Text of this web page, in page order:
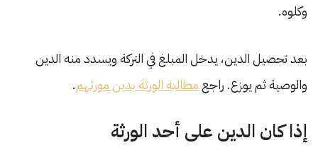
وكلوه.
بعد تحصيل الدين، يدخل المبلغ في التركة ويسدد منه الدين
والوصية ثم يوزع. راجع مطالبة الورثة بدين مورثهم.
إذا كان الدين على أحد الورثة